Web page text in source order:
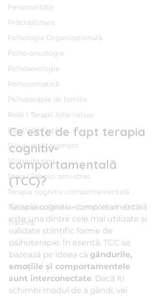
Personalitate
Procrastinare
Psihologie Organizațională
Psiho-oncologie
Psihosexologie
Psihosomatică
Psihoterapie de familie
Reiki I Terapii Alternative
Relații de Cuplu
Stiluri de Atașament
Stima de sine
Stres I Tehnici anti-stres
Terapia cognitiv-comportamentală
Tulburarea Obsesiv-Compulsivă - OCD
Traumă
Ce este de fapt terapia
cognitiv-
comportamentală
(TCC)?
Terapia cognitiv-comportamentală
este una dintre cele mai utilizate și
validate științific forme de
psihoterapie. În esență, TCC se
bazează pe ideea că gândurile,
emoțiile și comportamentele
sunt interconectate. Dacă îți
schimbi modul de a gândi, vei